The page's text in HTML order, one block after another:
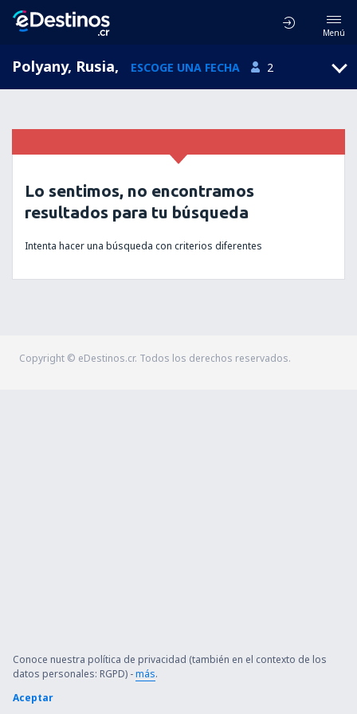
Menú
Polyany, Rusia, ESCOGE UNA FECHA 2
Lo sentimos, no encontramos
resultados para tu búsqueda
Intenta hacer una búsqueda con criterios diferentes
Copyright © eDestinos.cr. Todos los derechos reservados.
Conoce nuestra política de privacidad (también en el contexto de los
datos personales: RGPD) -más.
Aceptar